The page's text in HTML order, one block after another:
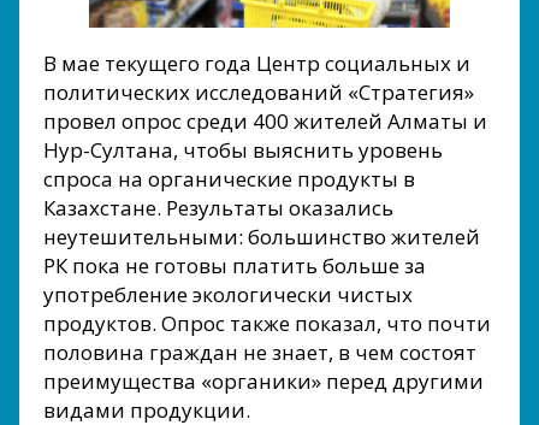
В мае текущего года Центр социальных и
политических исследований «Стратегия»
провел опрос среди 400 жителей Алматы и
Нур-Султана, чтобы выяснить уровень
спроса на органические продукты в
Казахстане. Результаты оказались
неутешительными: большинство жителей
РК пока не готовы платить больше за
употребление экологически чистых
продуктов. Опрос также показал, что почти
половина граждан не знает, в чем состоят
преимущества «органики» перед другими
видами продукции.